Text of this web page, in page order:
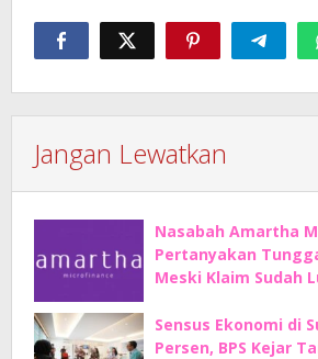
Jangan Lewatkan
Nasabah Amartha
Pertanyakan
Meski Klaim Sudah
Sensus Ekonomi di
Persen, BPS Kejar